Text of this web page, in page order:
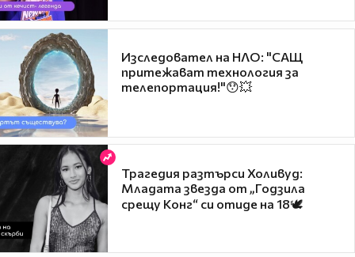
Изследовател на НЛО: "САЩ
притежават технология за
телепортация!"😯💥
Трагедия разтърси Холивуд:
Младата звезда от „Годзила
срещу Конг“ си отиде на 18🕊️